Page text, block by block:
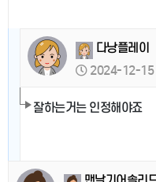
다낭플레이
2024-12-15
잘하는거는 인정해야죠